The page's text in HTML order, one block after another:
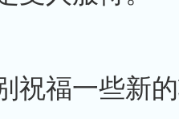
祝福一些新